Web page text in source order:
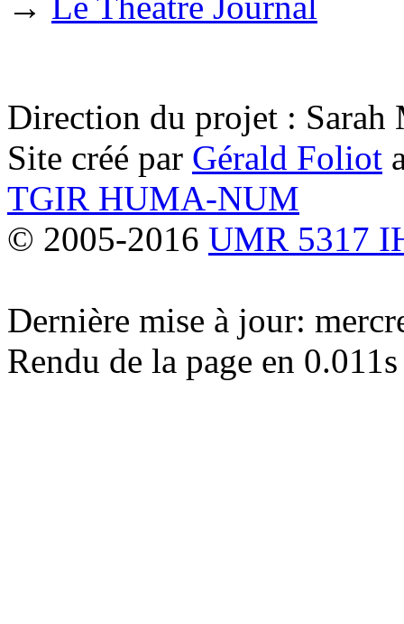
Direction du projet : Sarah
Site créé par Gérald Foliot
TGIR HUMA-NUM
© 2005-2016 UMR 5317
Dernière mise à jour:
Rendu de la page en 0.011s